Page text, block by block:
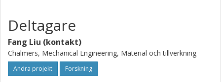
Deltagare
Fang Liu (kontakt)
Chalmers, Mechanical Engineering, Material och tillverkning
Andra projekt Forskning